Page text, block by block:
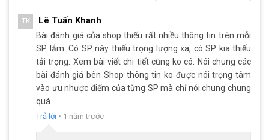
TK Lê Tuấn Khanh
Bài đánh giá của shop thiếu rất nhiều thông tin trên mỗi
SP lắm. Có SP này thiếu trọng lượng xa, có SP kia thiếu
tải trọng. Xem bài viết chi tiết cũng ko có. Nói chung các
bài đánh giá bên Shop thông tin ko được nói trọng tâm
vào ưu nhược điểm của từng SP mà chỉ nói chung chung
quá.
Trả lời • 1 năm trước